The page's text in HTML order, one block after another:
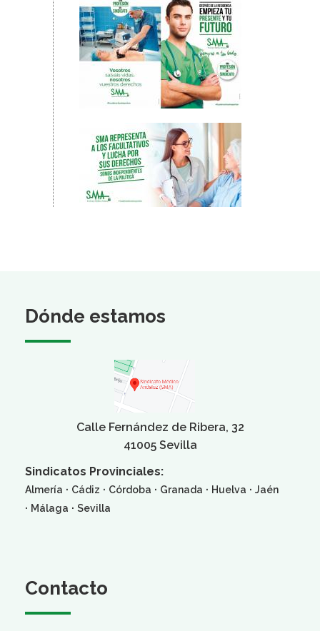
Dónde estamos
Calle Fernández de Ribera, 32
41005 Sevilla
Sindicatos Provinciales:
Almería · Cádiz · Córdoba · Granada · Huelva · Jaén
· Málaga · Sevilla
Contacto